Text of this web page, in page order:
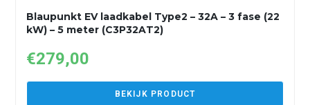
Blaupunkt EV laadkabel Type2 – 32A – 3 fase (22
kW) – 5 meter (C3P32AT2)
€279,00
BEKIJK PRODUCT